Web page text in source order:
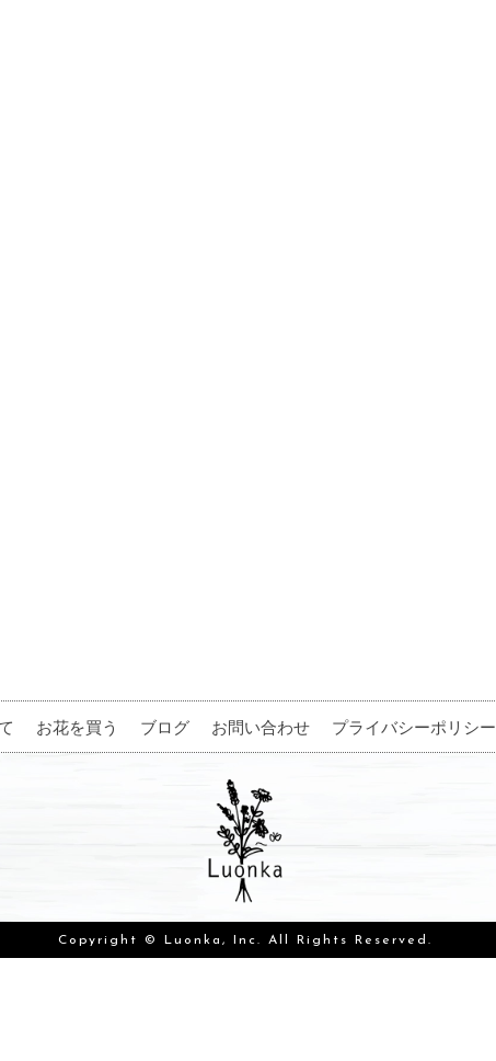
お花を買う ブログ お問い合わせ プライバシーポリシー
Copyright © Luonka, Inc. All Rights Reserved.